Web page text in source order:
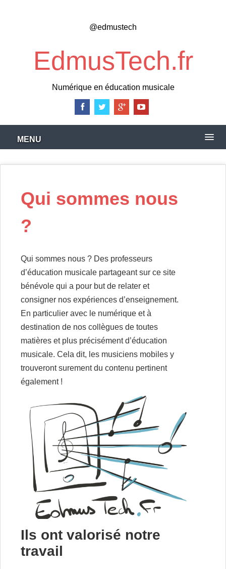
@edmustech
EdmusTech.fr
Numérique en éducation musicale
MENU
Qui sommes nous
?
Qui sommes nous ? Des professeurs
d’éducation musicale partageant sur ce site
bénévole qui a pour but de relater et
consigner nos expériences d’enseignement.
En particulier avec le numérique et à
destination de nos collègues de toutes
matières et plus précisément d’éducation
musicale. Cela dit, les musiciens mobiles y
trouveront surement du contenu pertinent
également !
Ils ont valorisé notre
travail